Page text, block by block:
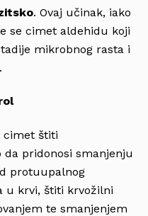
. Ovaj učinak, iako
se cimet aldehidu koji
mikrobnog rasta i
cimet štiti
pridonosi smanjenju
protuupalnog
u krvi, štiti krvožilni
te smanjenjem